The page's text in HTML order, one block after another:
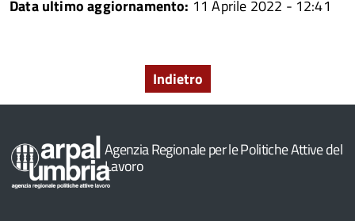
Data ultimo aggiornamento: 11 Aprile 2022 - 12:41
Indietro
Agenzia Regionale per le Politiche Attive del
Lavoro